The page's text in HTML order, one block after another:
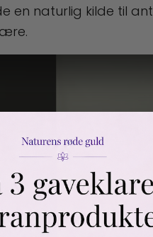
naturlig kilde til